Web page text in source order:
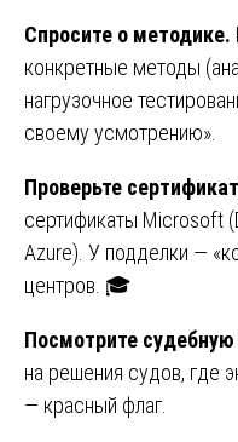
Спросите о методике.
конкретные методы
нагрузочное
своему усмотрению».
Проверьте
сертификаты Microsoft
Azure). У подделки —
центров. 🎓
Посмотрите судебную
на решения судов, где
— красный флаг.